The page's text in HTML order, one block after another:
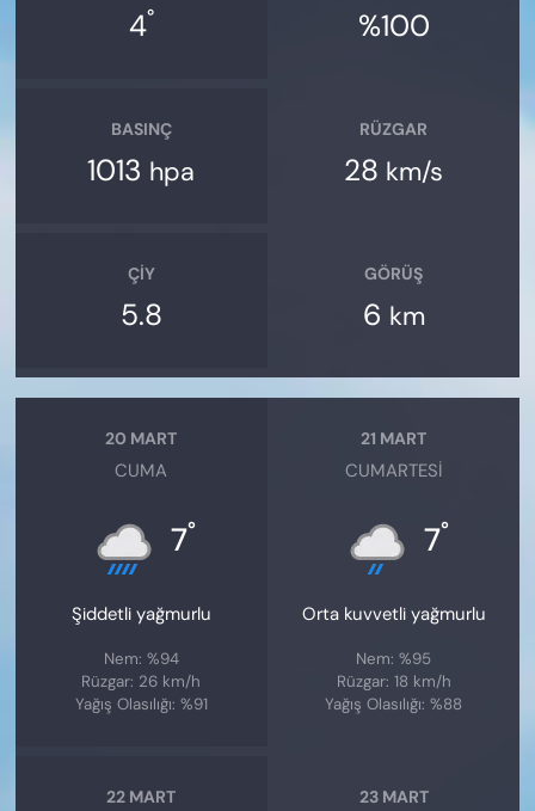
4° %100
BASINÇ
1013 hpa
RÜZGAR
28 km/s
ÇIY
5.8
GÖRÜŞ
6 km
20 MART
CUMA
7°
Şiddetli yağmurlu
Nem: %94
Rüzgar: 26 km/h
Yağış Olasılığı: %91
21 MART
CUMARTESI
7°
Orta kuvvetli yağmurlu
Nem: %95
Rüzgar: 18 km/h
Yağış Olasılığı: %88
22 MART 23 MART